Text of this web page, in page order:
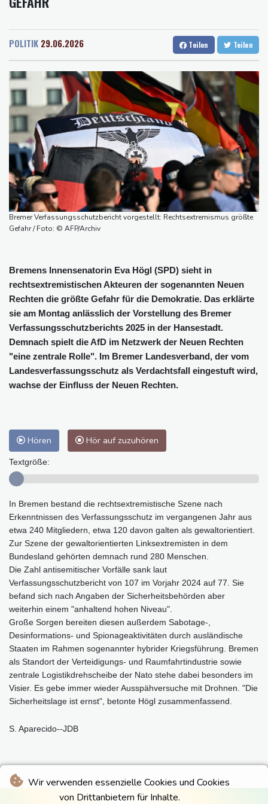
Wir verwenden essenzielle Cookies und Cookies
von Drittanbietern für Inhalte.
Rostock
Salzburg
Verurteilte Linksextremistin: Bundesgerichtshof bestätigt
Verweigerter Dopingtest: NADA will Vierjahressperre für Ansah
Medien: Türkischer Präsident Erdogan zu Dreiergipfel in Saudi-
Arabien eingetroffen
Deutsche Industrieproduktion zeigt sich widerstandsfähig -
Rekordstand bei Exporten
Weniger Falschgeld im ersten Halbjahr im Umlauf
Anhaltende Trockenheit: Rheinpegel bei Düsseldorf auf
historischem Tief
Urteil: Nähe zu Muslimbruderschaft kann Verbeamtung
entgegenstehen
POLITIK 29.06.2026 Teilen Teilen
Bremer Verfassungsschutzbericht vorgestellt: Rechtsextremismus größte
Gefahr / Foto: © AFP/Archiv
Bremens Innensenatorin Eva Högl (SPD) sieht in
rechtsextremistischen Akteuren der sogenannten Neuen
Rechten die größte Gefahr für die Demokratie. Das erklärte
sie am Montag anlässlich der Vorstellung des Bremer
Verfassungsschutzberichts 2025 in der Hansestadt.
Demnach spielt die AfD im Netzwerk der Neuen Rechten
"eine zentrale Rolle". Im Bremer Landesverband, der vom
Landesverfassungsschutz als Verdachtsfall eingestuft wird,
wachse der Einfluss der Neuen Rechten.
Hören Hör auf zuzuhören
Textgröße:
In Bremen bestand die rechtsextremistische Szene nach
Erkenntnissen des Verfassungsschutz im vergangenen Jahr aus
etwa 240 Mitgliedern, etwa 120 davon galten als gewaltorientiert.
Zur Szene der gewaltorientierten Linksextremisten in dem
Bundesland gehörten demnach rund 280 Menschen.
Die Zahl antisemitischer Vorfälle sank laut
Verfassungsschutzbericht von 107 im Vorjahr 2024 auf 77. Sie
befand sich nach Angaben der Sicherheitsbehörden aber
weiterhin einem "anhaltend hohen Niveau".
Große Sorgen bereiten diesen außerdem Sabotage-,
Desinformations- und Spionageaktivitäten durch ausländische
Staaten im Rahmen sogenannter hybrider Kriegsführung. Bremen
als Standort der Verteidigungs- und Raumfahrtindustrie sowie
zentrale Logistikdrehscheibe der Nato stehe dabei besonders im
Visier. Es gebe immer wieder Ausspähversuche mit Drohnen. "Die
Sicherheitslage ist ernst", betonte Högl zusammenfassend.
S. Aparecido--JDB